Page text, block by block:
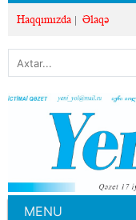
Haqqımızda Əlaqə
MENU